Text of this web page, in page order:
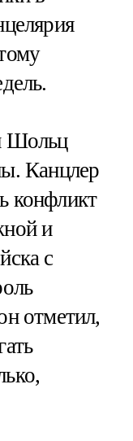
Шольц
Канцлер
конфликт
и
с
отметил,